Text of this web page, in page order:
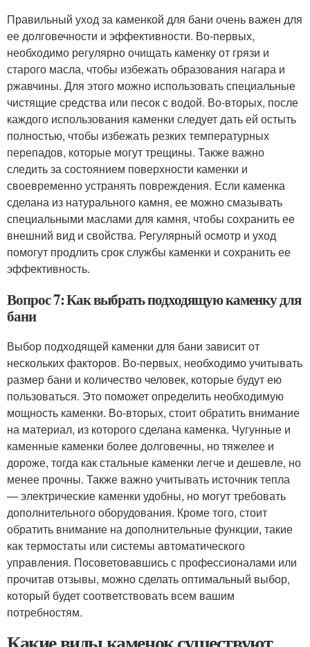
Правильный уход за каменкой для бани очень важен для
ее долговечности и эффективности. Во-первых,
необходимо регулярно очищать каменку от грязи и
старого масла, чтобы избежать образования нагара и
ржавчины. Для этого можно использовать специальные
чистящие средства или песок с водой. Во-вторых, после
каждого использования каменки следует дать ей остыть
полностью, чтобы избежать резких температурных
перепадов, которые могут трещины. Также важно
следить за состоянием поверхности каменки и
своевременно устранять повреждения. Если каменка
сделана из натурального камня, ее можно смазывать
специальными маслами для камня, чтобы сохранить ее
внешний вид и свойства. Регулярный осмотр и уход
помогут продлить срок службы каменки и сохранить ее
эффективность.
Вопрос 7: Как выбрать подходящую каменку для
бани
Выбор подходящей каменки для бани зависит от
нескольких факторов. Во-первых, необходимо учитывать
размер бани и количество человек, которые будут ею
пользоваться. Это поможет определить необходимую
мощность каменки. Во-вторых, стоит обратить внимание
на материал, из которого сделана каменка. Чугунные и
каменные каменки более долговечны, но тяжелее и
дороже, тогда как стальные каменки легче и дешевле, но
менее прочны. Также важно учитывать источник тепла
— электрические каменки удобны, но могут требовать
дополнительного оборудования. Кроме того, стоит
обратить внимание на дополнительные функции, такие
как термостаты или системы автоматического
управления. Посоветовавшись с профессионалами или
прочитав отзывы, можно сделать оптимальный выбор,
который будет соответствовать всем вашим
потребностям.